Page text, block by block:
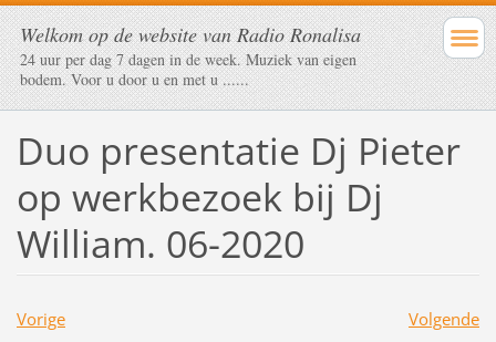
Welkom op de website van Radio Ronalisa
24 uur per dag 7 dagen in de week. Muziek van eigen
bodem. Voor u door u en met u ......
Duo presentatie Dj Pieter
op werkbezoek bij Dj
William. 06-2020
Vorige
Volgende